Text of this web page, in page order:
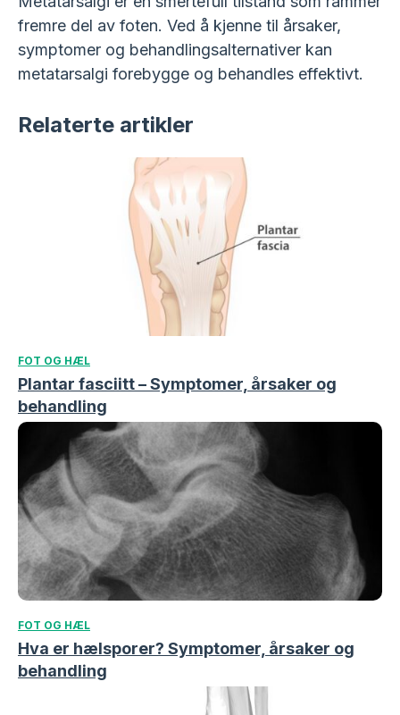
fremre del av foten. Ved å kjenne til årsaker,
symptomer og behandlingsalternativer kan
metatarsalgi forebygge og behandles effektivt.
Relaterte artikler
FOT OG HÆL
Plantar fasciitt – Symptomer, årsaker og
behandling
FOT OG HÆL
Hva er hælsporer? Symptomer, årsaker og
behandling